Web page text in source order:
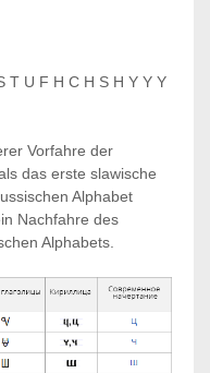
T U F H C H S H Y Y Y
Vorfahre der
das erste slawische
Alphabet
Nachfahre des
Alphabets.